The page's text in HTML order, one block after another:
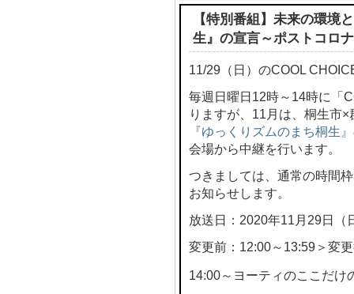
【特別番組】未来の環境
生』の宣言～ポストコロ
11/29（日）のCOOL
毎週日曜日12時～14時に「
りますが、11月は、桐生市
『ゆっくりズムのまち桐生
会場から中継を行います。
つきましては、通常の時間
お知らせします。
放送日：2020年11月29日（
変更前：12:00～13:59＞変
14:00～ヨーティのここだけ